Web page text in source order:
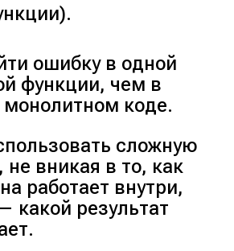
).
ошибку в одной
функции, чем в
коде.
сложную
вникая в то, как
работает внутри,
какой результат